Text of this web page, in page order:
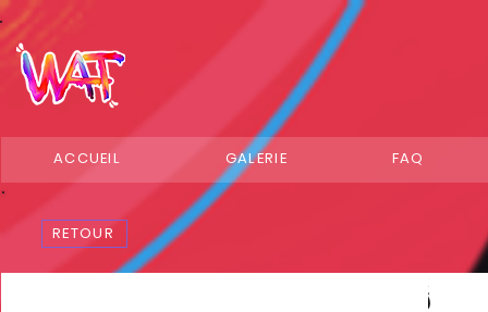
ACCUEIL GALERIE FAQ
RETOUR